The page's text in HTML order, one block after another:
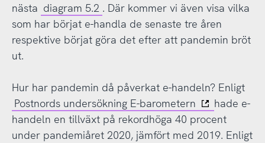
nästa diagram 5.2 . Där kommer vi även visa vilka
som har börjat e-handla de senaste tre åren
respektive börjat göra det efter att pandemin bröt
ut.
Hur har pandemin då påverkat e-handeln? Enligt
Postnords undersökning E-barometern
hade e-
handeln en tillväxt på rekordhöga 40 procent
under pandemiåret 2020, jämfört med 2019. Enligt